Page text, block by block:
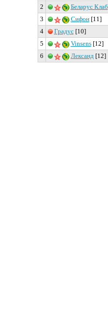
2 Беларус Клаб
3
Сифон[11]
4
Градус[10]
5
Vinsens[12]
6
Лександ[12]